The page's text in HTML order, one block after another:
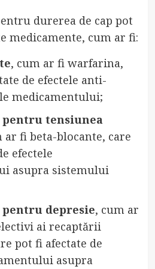
durerea de cap pot
medicamente, cum ar fi:
, cum ar fi warfarina,
de efectele anti-
medicamentului;
pentru tensiunea
ar fi beta-blocante, care
efectele
asupra sistemului
depresie, cum ar
ai recaptării
pot fi afectate de
asupra